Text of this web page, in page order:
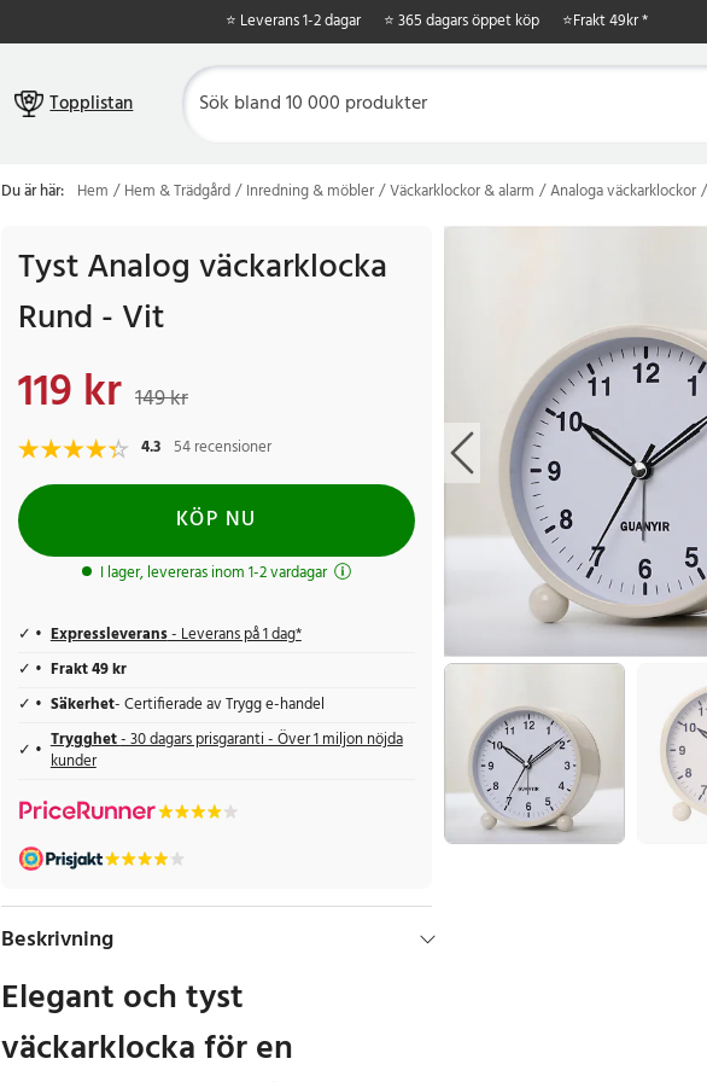
⭐ Leverans 1-2 dagar ⭐ 365 dagars öppet köp ⭐Frakt 49kr *
Topplistan
Du är här: Hem Hem & Trädgård Inredning & möbler Väckarklockor & alarm Analoga väckarklockor
Tyst Analog väckarklocka
Rund - Vit
Nuvarande pris
119 kr 149 kr
4.3 54 recensioner
KÖP NU
I lager, levereras inom 1-2 vardagar
Expressleverans- Leverans på 1 dag*
Frakt 49 kr
Säkerhet- Certifierade av Trygg e-handel
Trygghet- 30 dagars prisgaranti - Över 1 miljon nöjda
kunder
Beskrivning
Elegant och tyst
väckarklocka för en